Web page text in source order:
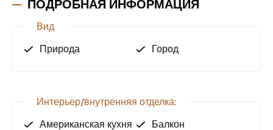
Residence:
Спальня, гостиная совмещенная с кухней,
ванная и балкон.
подземная парковка на 35 машин и открытая
парковка на 17 машин
ПОДРОБНАЯ ИНФОРМАЦИЯ
Вид
Природа
Город
Интерьер/внутренняя отделка:
Американская кухня
Балкон